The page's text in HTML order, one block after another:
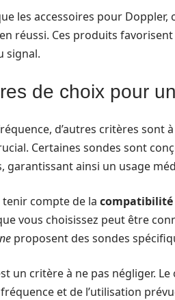
les accessoires pour
réussi. Ces produits
signal.
de choix pour
d’autres critères sont
Certaines sondes sont
garantissant ainsi un usage
compte de la compatibilité
vous choisissez peut être
proposent des sondes
un critère à ne pas négliger.
et de l’utilisation